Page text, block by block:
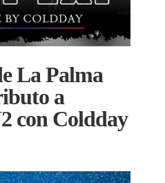
La Palma
a
con Coldday